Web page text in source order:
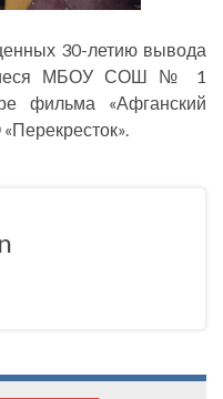
30-летию вывода
МБОУ СОШ № 1
фильма «Афганский